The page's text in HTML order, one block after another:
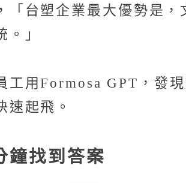
台塑企業最大優勢是
」
工用Formosa GPT，發
速起飛。
鐘找到答案